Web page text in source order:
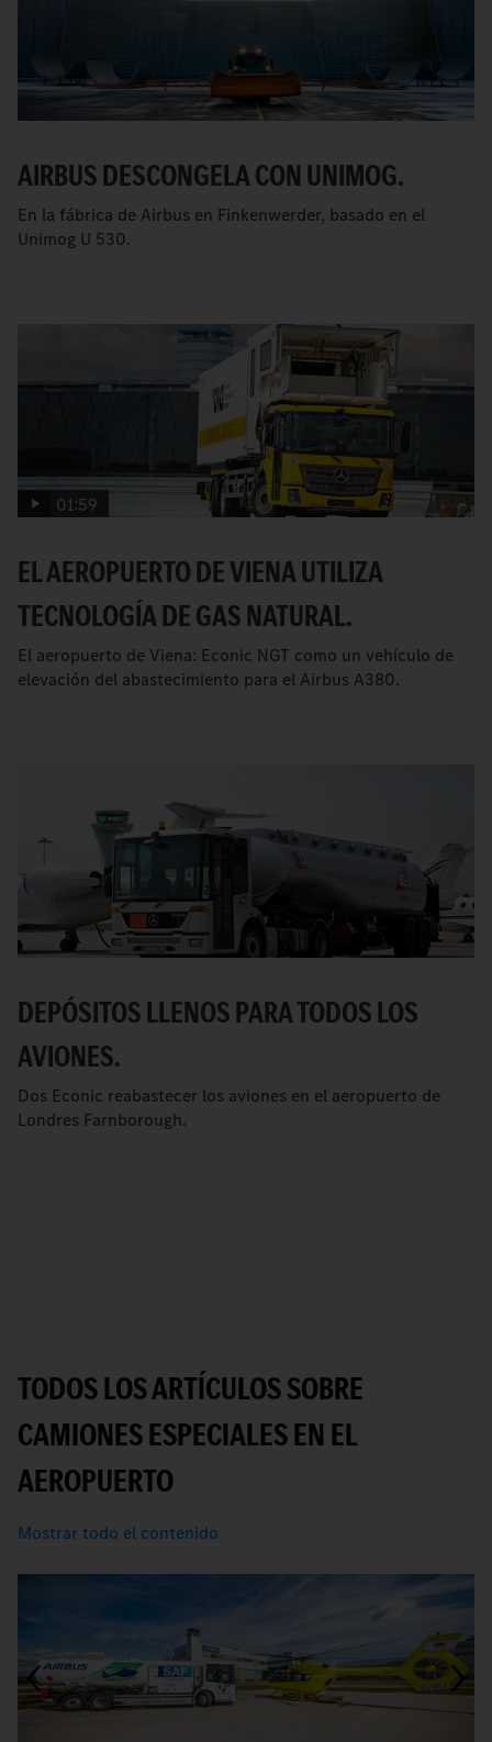
AIRBUS DESCONGELA CON UNIMOG.
En la fábrica de Airbus en Finkenwerder, basado en el
Unimog U 530.
01:59
EL AEROPUERTO DE VIENA UTILIZA
TECNOLOGÍA DE GAS NATURAL.
El aeropuerto de Viena: Econic NGT como un vehículo de
elevación del abastecimiento para el Airbus A380.
DEPÓSITOS LLENOS PARA TODOS LOS
AVIONES.
Dos Econic reabastecer los aviones en el aeropuerto de
Londres Farnborough.
TODOS LOS ARTÍCULOS SOBRE
CAMIONES ESPECIALES EN EL
AEROPUERTO
Mostrar todo el contenido